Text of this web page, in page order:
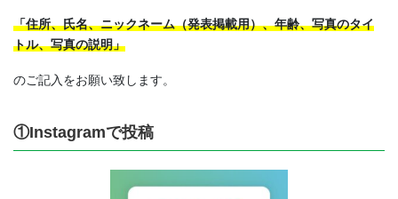
「住所、氏名、ニックネーム（発表掲載用）、年齢、写真のタイ
トル、写真の説明」
のご記入をお願い致します。
①Instagramで投稿